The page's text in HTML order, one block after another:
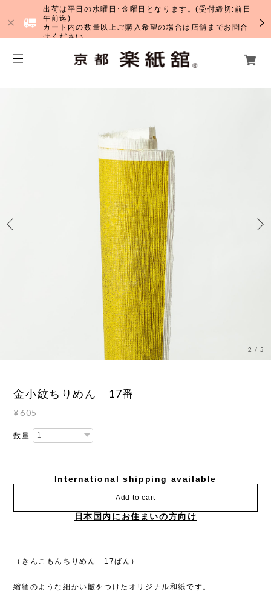
出荷は平日の水曜日･金曜日となります。(受付締切:前日
午前迄)
カート内の数量以上ご購入希望の場合は店舗までお問合
せください。
3 / 5
金小紋ちりめん 17番
¥605
数量
International shipping available
Add to cart
日本国内にお住まいの方向け
（きんこもんちりめん 17ばん）
縮緬のような細かい皺をつけたオリジナル和紙です。